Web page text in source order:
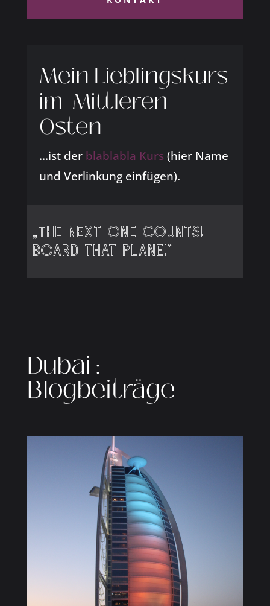
Mein Lieblingskurs
im Mittleren
Osten
…ist der blablabla Kurs (hier Name
und Verlinkung einfügen).
„The next one counts!
Board that plane!“
Dubai :
Blogbeiträge